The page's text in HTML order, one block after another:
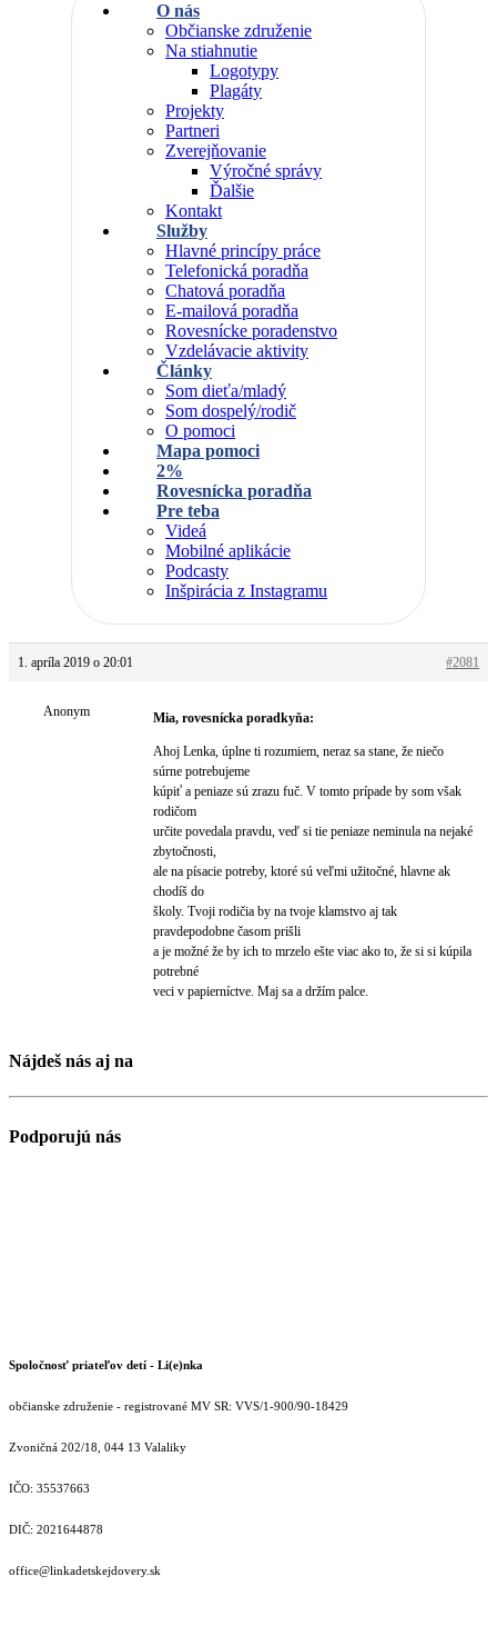
O nás
Občianske združenie
Na stiahnutie
Logotypy
Plagáty
Projekty
Partneri
Zverejňovanie
Výročné správy
Ďalšie
Kontakt
Služby
Hlavné princípy práce
Telefonická poradňa
Chatová poradňa
E-mailová poradňa
Rovesnícke poradenstvo
Vzdelávacie aktivity
Články
Som dieťa/mladý
Som dospelý/rodič
O pomoci
Mapa pomoci
2%
Rovesnícka poradňa
Pre teba
Videá
Mobilné aplikácie
Podcasty
Inšpirácia z Instagramu
1. apríla 2019 o 20:01 #2081
Anonym Mia, rovesnícka poradkyňa:
Ahoj Lenka, úplne ti rozumiem, neraz sa stane, že niečo
súrne potrebujeme
kúpiť a peniaze sú zrazu fuč. V tomto prípade by som však
rodičom
určite povedala pravdu, veď si tie peniaze neminula na nejaké
zbytočnosti,
ale na písacie potreby, ktoré sú veľmi užitočné, hlavne ak
chodíš do
školy. Tvoji rodičia by na tvoje klamstvo aj tak
pravdepodobne časom prišli
a je možné že by ich to mrzelo ešte viac ako to, že si si kúpila
potrebné
veci v papierníctve. Maj sa a držím palce.
Nájdeš nás aj na
Podporujú nás
Spoločnosť priateľov detí - Li(e)nka
občianske združenie - registrované MV SR: VVS/1-900/90-18429
Zvoničná 202/18, 044 13 Valaliky
IČO: 35537663
DIČ: 2021644878
office@linkadetskejdovery.sk